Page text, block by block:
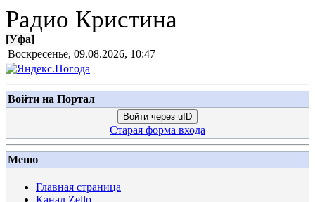
Радио Кристина
[Уфа]
Воскресенье, 09.08.2026, 10:47
Войти на Портал
Войти через uID
Старая форма входа
Меню
Главная страница
Канал Zello